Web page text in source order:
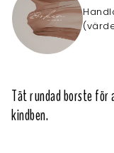
Tät rundad borste för
kindben.